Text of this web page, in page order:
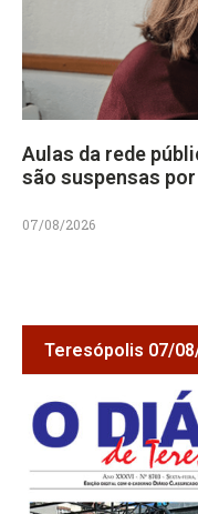
Aulas da rede
são suspensas
07/08/2026
Teresópolis 07/